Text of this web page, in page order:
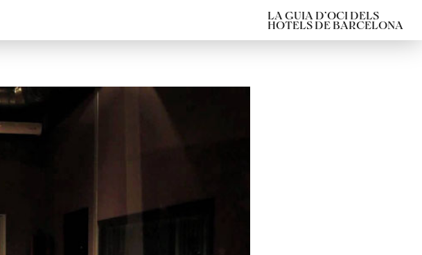
LA GUIA D’OCI DELS
HOTELS DE BARCELONA